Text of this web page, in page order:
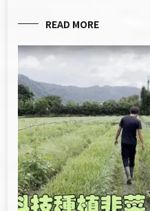
READ MORE